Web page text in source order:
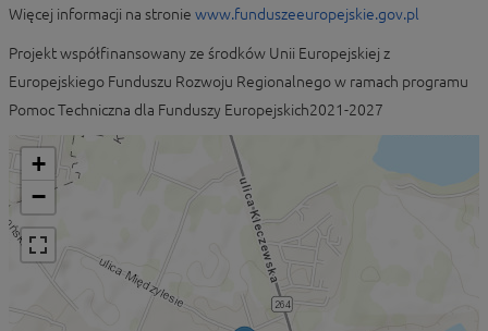
Więcej informacji na stronie www.funduszeeuropejskie.gov.pl
Projekt współfinansowany ze środków Unii Europejskiej z
Europejskiego Funduszu Rozwoju Regionalnego w ramach programu
Pomoc Techniczna dla Funduszy Europejskich2021-2027
+
−